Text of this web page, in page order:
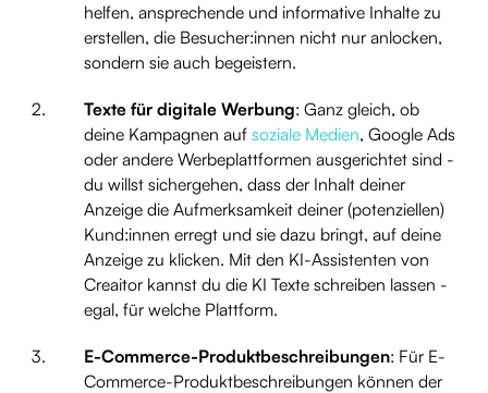
helfen, ansprechende und informative Inhalte zu
erstellen, die Besucher:innen nicht nur anlocken,
sondern sie auch begeistern.
Texte für digitale Werbung: Ganz gleich, ob
deine Kampagnen aufsoziale Medien, Google Ads
oder andere Werbeplattformen ausgerichtet sind -
du willst sichergehen, dass der Inhalt deiner
Anzeige die Aufmerksamkeit deiner (potenziellen)
Kund:innen erregt und sie dazu bringt, auf deine
Anzeige zu klicken. Mit den KI-Assistenten von
Creaitor kannst du die KI Texte schreiben lassen -
egal, für welche Plattform.
E-Commerce-Produktbeschreibungen: Für E-
Commerce-Produktbeschreibungen können der